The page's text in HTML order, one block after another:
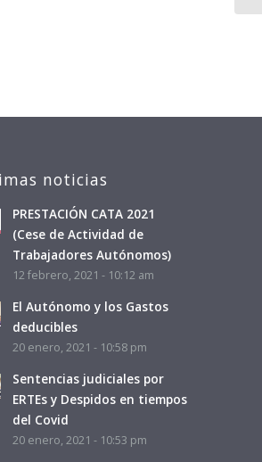
noticias
PRESTACIÓN CATA 2021
(Cese de Actividad de
Trabajadores Autónomos)
12 febrero, 2021 - 10:12 am
El Autónomo y los Gastos
deducibles
20 enero, 2021 - 10:58 pm
Sentencias judiciales por
ERTEs y Despidos en tiempos
del Covid
20 enero, 2021 - 10:53 pm